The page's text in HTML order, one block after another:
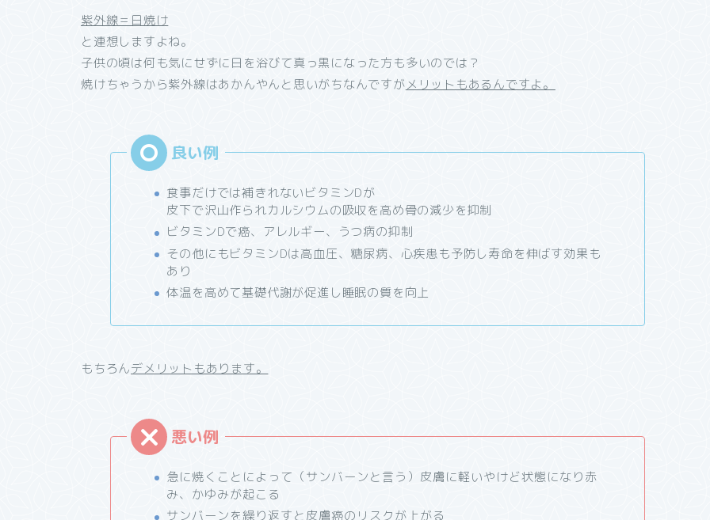
紫外線＝日焼け
と連想しますよね。
子供の頃は何も気にせずに日を浴びて真っ黒になった方も多いのでは？
焼けちゃうから紫外線はあかんやんと思いがちなんですがメリットもあるんですよ。
食事だけでは補きれないビタミンDが
皮下で沢山作られカルシウムの吸収を高め骨の減少を抑制
ビタミンDで癌、アレルギー、うつ病の抑制
その他にもビタミンDは高血圧、糖尿病、心疾患も予防し寿命を伸ばす効果も
あり
体温を高めて基礎代謝が促進し睡眠の質を向上
もちろんデメリットもあります。
急に焼くことによって（サンバーンと言う）皮膚に軽いやけど状態になり赤
み、かゆみが起こる
サンバーンを繰り返すと皮膚癌のリスクが上がる